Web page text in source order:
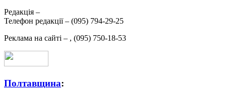
Редакція –
Телефон редакції – (095) 794-29-25
Реклама на сайті – , (095) 750-18-53
Полтавщина: